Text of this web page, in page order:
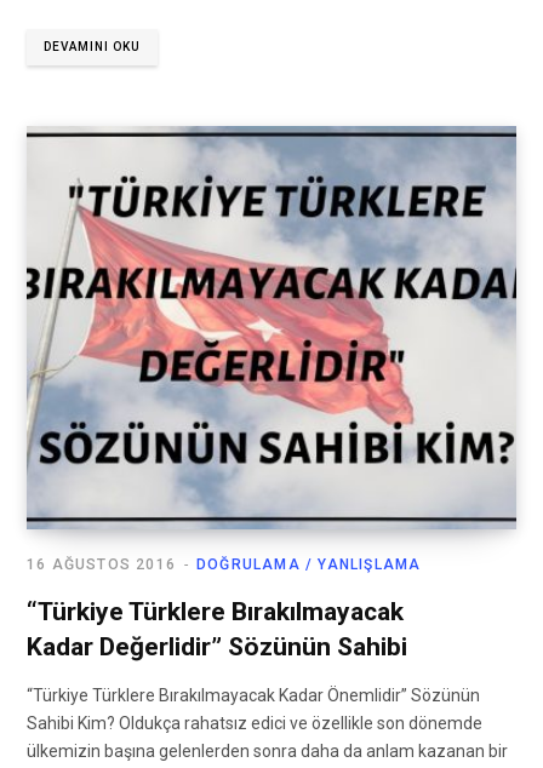
DEVAMINI OKU
DOĞRULAMA / YANLIŞLAMA
16 AĞUSTOS 2016
“Türkiye Türklere Bırakılmayacak
Kadar Değerlidir” Sözünün Sahibi
“Türkiye Türklere Bırakılmayacak Kadar Önemlidir” Sözünün
Sahibi Kim? Oldukça rahatsız edici ve özellikle son dönemde
ülkemizin başına gelenlerden sonra daha da anlam kazanan bir